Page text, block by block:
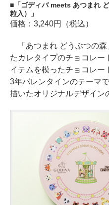
「ゴディバ meets あつまれ
粒入）」
価格：3,240円（税込）
「あつまれ どうぶつの森
たカレタイプのチョコレー
イテムを模ったチョコレー
3年バレンタインのテーマ
描いたオリジナルデザイン